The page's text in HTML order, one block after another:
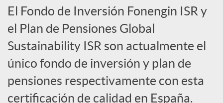
c
i
a
El Fondo de Inversión Fonengin ISR y
el Plan de Pensiones Global
Sustainability ISR son actualmente el
único fondo de inversión y plan de
pensiones respectivamente con esta
certificación de calidad en España.